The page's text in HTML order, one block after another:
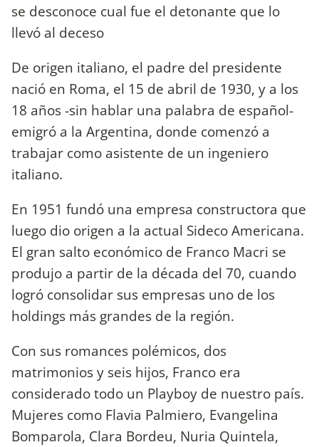
se desconoce cual fue el detonante que lo
llevó al deceso
De origen italiano, el padre del presidente
nació en Roma, el 15 de abril de 1930, y a los
18 años -sin hablar una palabra de español-
emigró a la Argentina, donde comenzó a
trabajar como asistente de un ingeniero
italiano.
En 1951 fundó una empresa constructora que
luego dio origen a la actual Sideco Americana.
El gran salto económico de Franco Macri se
produjo a partir de la década del 70, cuando
logró consolidar sus empresas uno de los
holdings más grandes de la región.
Con sus romances polémicos, dos
matrimonios y seis hijos, Franco era
considerado todo un Playboy de nuestro país.
Mujeres como Flavia Palmiero, Evangelina
Bomparola, Clara Bordeu, Nuria Quintela,